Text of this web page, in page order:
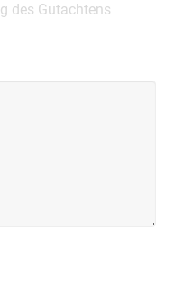
des Gutachtens